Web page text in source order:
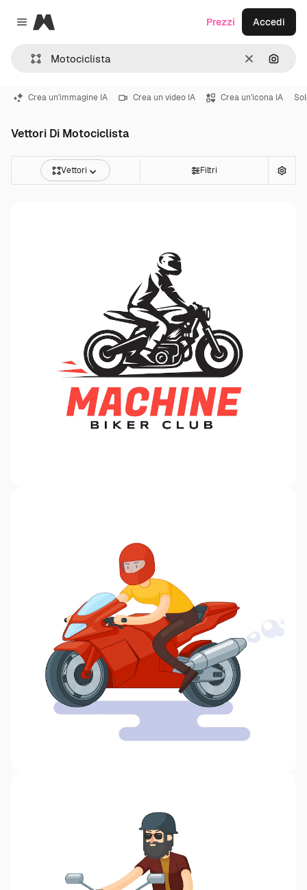
Close menu
Magnific
CancellaCerca
Prezzi Accedi
Crea un'immagine IA Crea un video IA Crea un'icona IA
Vettori Di Motociclista
Vettori Filtri